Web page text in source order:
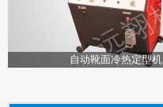
自动靴面冷热定型机